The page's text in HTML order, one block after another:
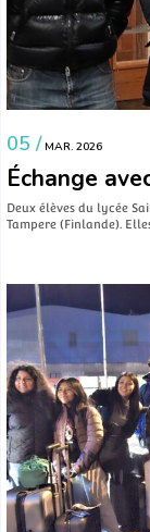
05 / MAR. 2026
Échange
Deux élèves du lycée
Tampere (Finlande).